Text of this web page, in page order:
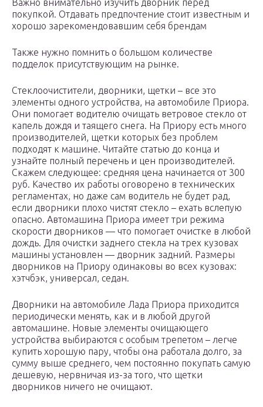
Важно внимательно изучить дворник перед
покупкой. Отдавать предпочтение стоит известным и
хорошо зарекомендовавшим себя брендам
Также нужно помнить о большом количестве
подделок присутствующим на рынке.
Стеклоочистители, дворники, щетки – все это
элементы одного устройства, на автомобиле Приора.
Они помогает водителю очищать ветровое стекло от
капель дождя и таящего снега. На Приору есть много
производителей, щетки которых без проблем
подходят к машине. Читайте статью до конца и
узнайте полный перечень и цен производителей.
Скажем следующее: средняя цена начинается от 300
руб. Качество их работы оговорено в технических
регламентах, но даже сам водитель не будет рад,
если дворники плохо чистят стекло – ехать вслепую
опасно. Автомашина Приора имеет три режима
скорости дворников — что помогает очистке в любой
дождь. Для очистки заднего стекла на трех кузовах
машины установлен — дворник задний. Размеры
дворников на Приору одинаковы во всех кузовах:
хэтчбэк, универсал, седан.
Дворники на автомобиле Лада Приора приходится
периодически менять, как и в любой другой
автомашине. Новые элементы очищающего
устройства выбираются с особым трепетом – легче
купить хорошую пару, чтобы она работала долго, за
сумму выше среднего, чем постоянно покупать самую
дешевую, нервничая из-за того, что щетки
дворников ничего не очищают.